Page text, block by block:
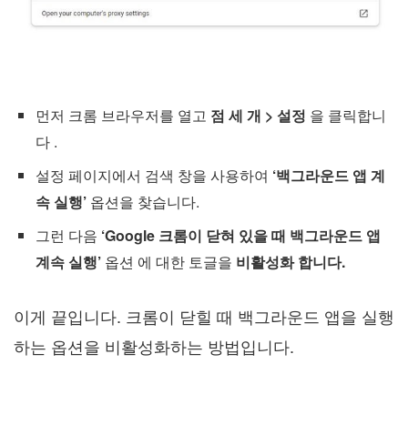
먼저 크롬 브라우저를 열고 점 세 개 > 설정 을 클릭합니
다 .
설정 페이지에서 검색 창을 사용하여 ‘백그라운드 앱 계
속 실행’ 옵션을 찾습니다.
그런 다음 ‘Google 크롬이 닫혀 있을 때 백그라운드 앱
계속 실행’ 옵션 에 대한 토글을 비활성화 합니다.
이게 끝입니다. 크롬이 닫힐 때 백그라운드 앱을 실행
하는 옵션을 비활성화하는 방법입니다.